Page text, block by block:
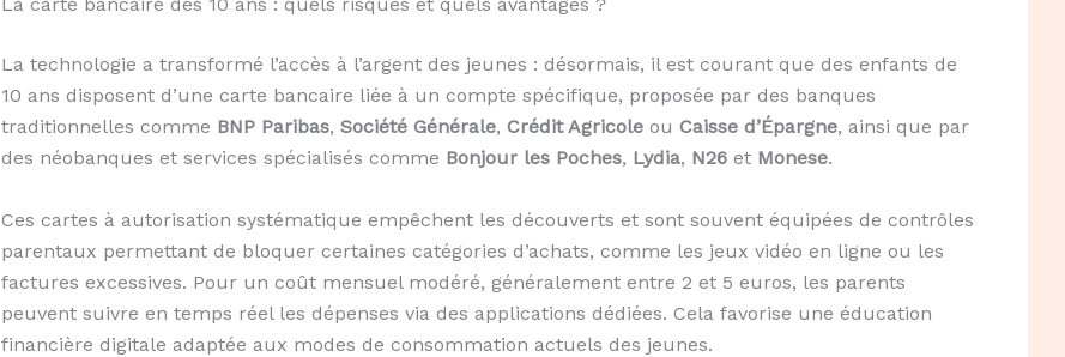
La technologie a transformé l’accès à l’argent des jeunes : désormais, il est courant que des enfants de
10 ans disposent d’une carte bancaire liée à un compte spécifique, proposée par des banques
traditionnelles comme BNP Paribas, Société Générale, Crédit Agricoleou Caisse d’Épargne, ainsi que par
des néobanques et services spécialisés comme Bonjour les Poches, Lydia, N26et Monese.
Ces cartes à autorisation systématique empêchent les découverts et sont souvent équipées de contrôles
parentaux permettant de bloquer certaines catégories d’achats, comme les jeux vidéo en ligne ou les
factures excessives. Pour un coût mensuel modéré, généralement entre 2 et 5 euros, les parents
peuvent suivre en temps réel les dépenses via des applications dédiées. Cela favorise une éducation
financière digitale adaptée aux modes de consommation actuels des jeunes.